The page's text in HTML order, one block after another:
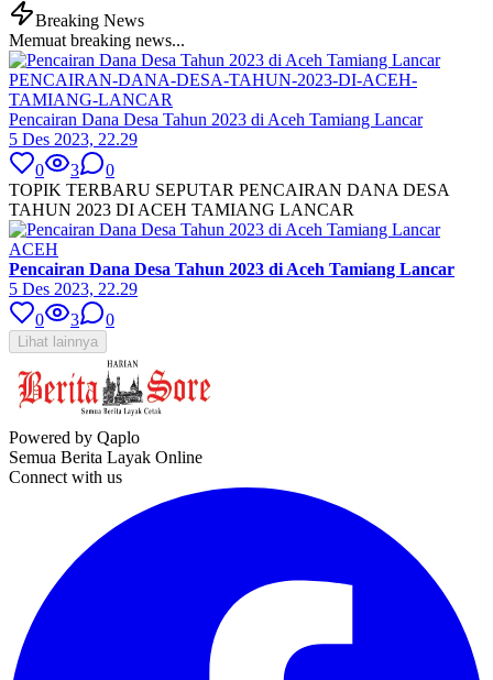
Breaking News
Memuat breaking news...
PENCAIRAN-DANA-DESA-TAHUN-2023-DI-ACEH-
TAMIANG-LANCAR
Pencairan Dana Desa Tahun 2023 di Aceh Tamiang Lancar
5 Des 2023, 22.29
0
3
0
TOPIK TERBARU SEPUTAR PENCAIRAN DANA DESA
TAHUN 2023 DI ACEH TAMIANG LANCAR
ACEH
Pencairan Dana Desa Tahun 2023 di Aceh Tamiang Lancar
5 Des 2023, 22.29
0
3 0
Lihat lainnya
Powered by Qaplo
Semua Berita Layak Online
Connect with us